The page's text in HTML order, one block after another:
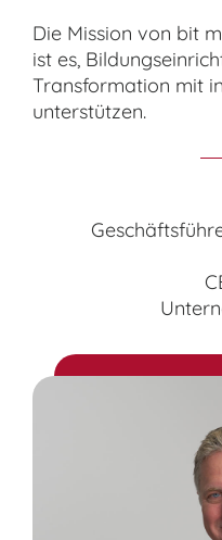
Die Mission von bit
ist es,
Transformation mit
unterstützen.